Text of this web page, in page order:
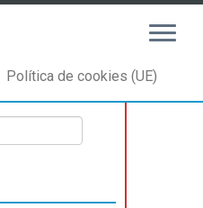
Política de cookies (UE)